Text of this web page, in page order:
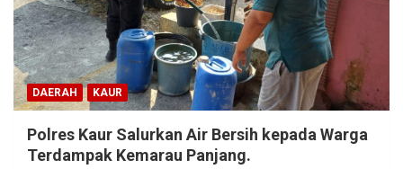
DAERAH KAUR
Polres Kaur Salurkan Air Bersih kepada Warga
Terdampak Kemarau Panjang.